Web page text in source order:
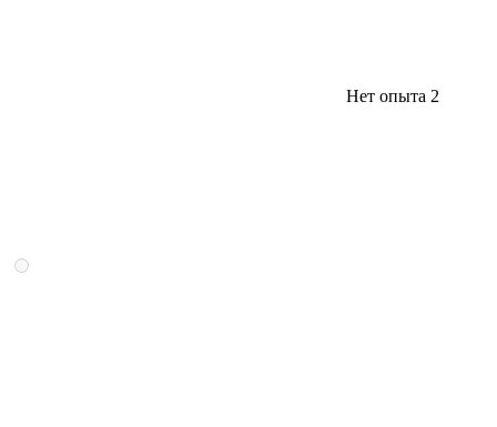
Нет опыта 2